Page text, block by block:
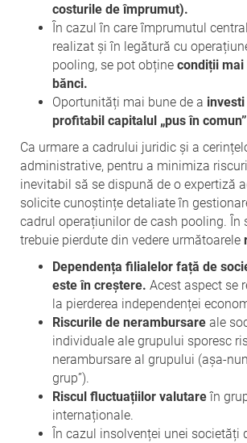
costurile de împrumut).
În cazul în care împrumutul
realizat și în legătură cu
pooling, se pot obține condiții mai
bănci.
Oportunități mai bune de a
profitabil capitalul „pus în
Ca urmare a cadrului juridic și a
administrative, pentru a minimiza
inevitabil să se dispună de o expertiză
solicite cunoștințe detaliate în
cadrul operațiunilor de cash pooling. În
trebuie pierdute din vedere următoarele
Dependența filialelor față de
este în creștere. Acest aspect se
la pierderea independenței
Riscurile de nerambursare ale
individuale ale grupului sporesc
nerambursare al grupului (așa-
grup”).
Riscul fluctuațiilor valutareîn
internaționale.
În cazul insolvenței unei societăți